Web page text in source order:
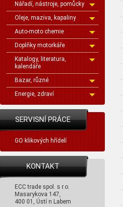
Nářadí, nástroje, pomůcky
Oleje, maziva, kapaliny
Auto-moto chemie
Doplňky motorkáře
Katalogy, literatura,
kalendáře
Bazar, různé
Energie, zdraví
SERVISNÍ PRÁCE
GO klikových hřídelí
KONTAKT
ECC trade spol. s r.o.
Masarykova 147,
400 01, Ústí n Labem